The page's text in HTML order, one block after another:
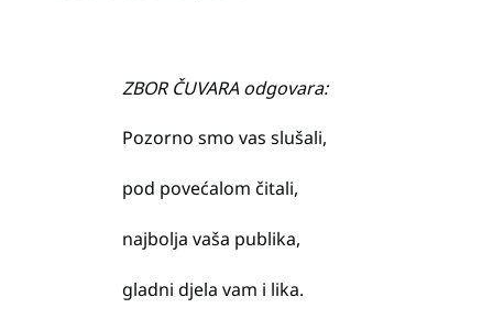
ZBOR ČUVARA odgovara:
Pozorno smo vas slušali,
pod povećalom čitali,
najbolja vaša publika,
gladni djela vam i lika.